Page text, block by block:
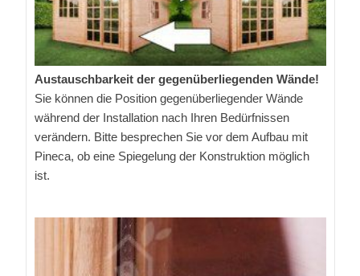
Austauschbarkeit der gegenüberliegenden Wände!
Sie können die Position gegenüberliegender Wände
während der Installation nach Ihren Bedürfnissen
verändern. Bitte besprechen Sie vor dem Aufbau mit
Pineca, ob eine Spiegelung der Konstruktion möglich
ist.